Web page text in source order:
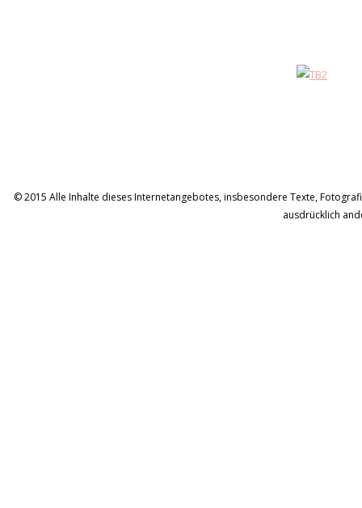
© 2015 Alle Inhalte dieses Internetangebotes, insbesondere Texte,
ausdrücklich